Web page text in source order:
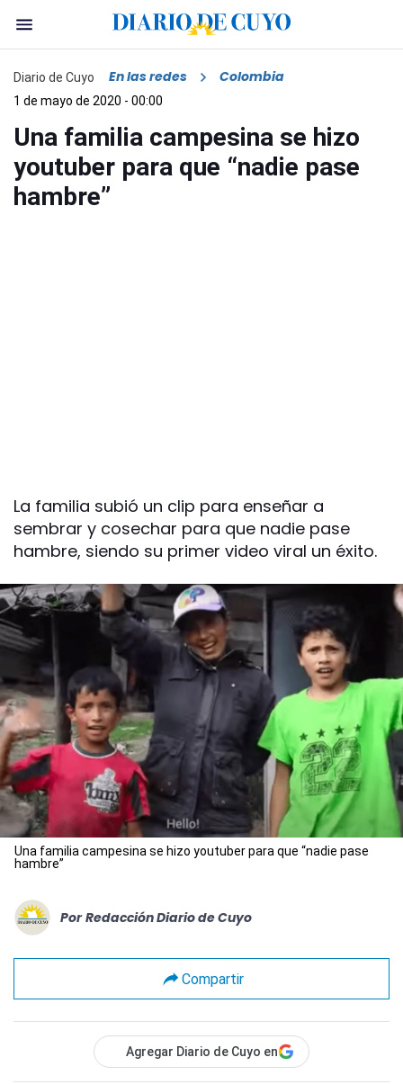
Diario de Cuyo En las redes Colombia
1 de mayo de 2020 - 00:00
Una familia campesina se hizo
youtuber para que “nadie pase
hambre”
La familia subió un clip para enseñar a
sembrar y cosechar para que nadie pase
hambre, siendo su primer video viral un éxito.
Una familia campesina se hizo youtuber para que “nadie pase
hambre”
Por Redacción Diario de Cuyo
Compartir
Agregar Diario de Cuyo en